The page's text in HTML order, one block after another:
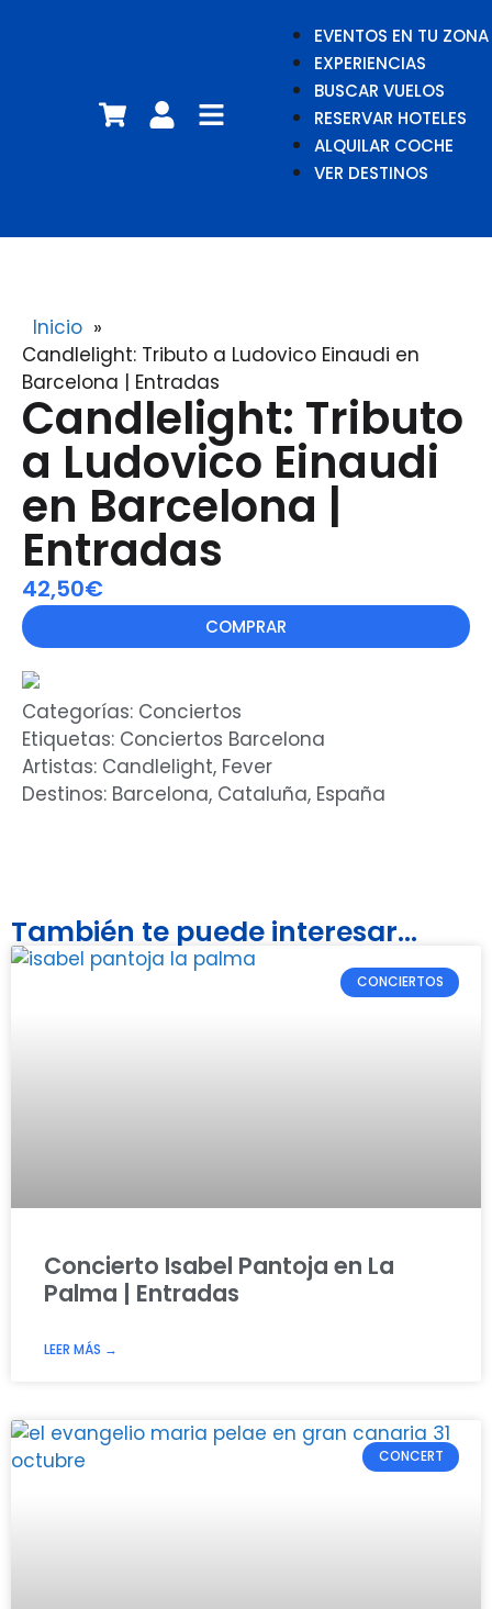
EVENTOS EN TU ZONA
EXPERIENCIAS
BUSCAR VUELOS
RESERVAR HOTELES
ALQUILAR COCHE
VER DESTINOS
Inicio »
Candlelight: Tributo a Ludovico Einaudi en
Barcelona | Entradas
Candlelight: Tributo
a Ludovico Einaudi
en Barcelona |
Entradas
42,50€
COMPRAR
Categorías: Conciertos
Etiquetas: Conciertos Barcelona
Artistas: Candlelight, Fever
Destinos: Barcelona, Cataluña, España
También te puede interesar...
CONCIERTOS
Concierto Isabel Pantoja en La
Palma | Entradas
LEER MÁS →
CONCERT